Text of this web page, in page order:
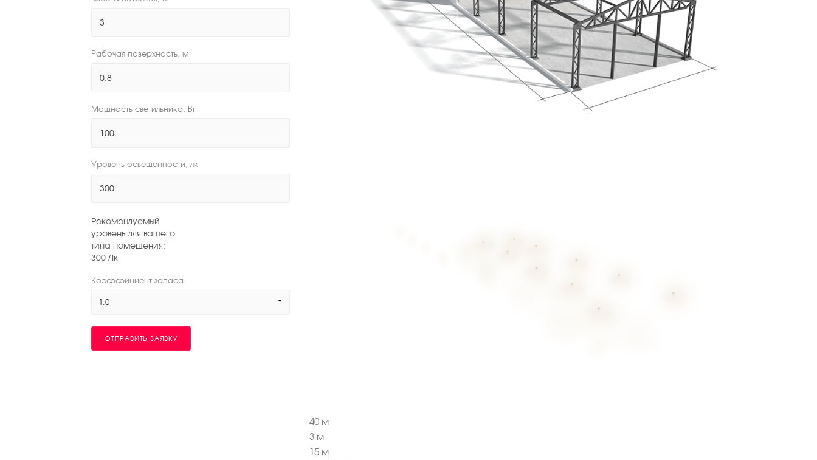
Рабочая поверхность, м
Мощность светильника, Вт
Уровень освещенности, лк
Рекомендуемый
уровень для вашего
типа помещения:
300 Лк
Коэффициент запаса
1.0
ОТПРАВИТЬ ЗАЯВКУ
40м
3м
15м